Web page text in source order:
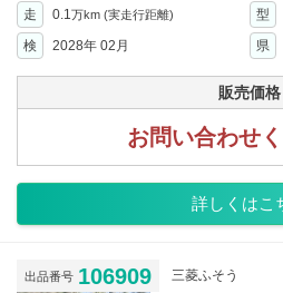
走 0.1 万km (実走行距離) 型
検
2028年 02月 県
販売価格
お問い合わせく
詳しくはこ
出品番号 106909 三菱ふそう